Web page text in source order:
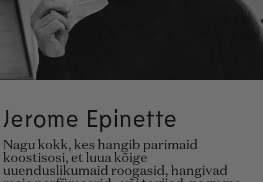
Jerome Epinette
Nagu kokk, kes hangib parimaid
koostisosi, et luua kõige
uuenduslikumaid roogasid, hangivad